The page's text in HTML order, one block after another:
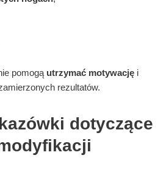
pomogą utrzymać motywację i
rezultatów.
dotyczące